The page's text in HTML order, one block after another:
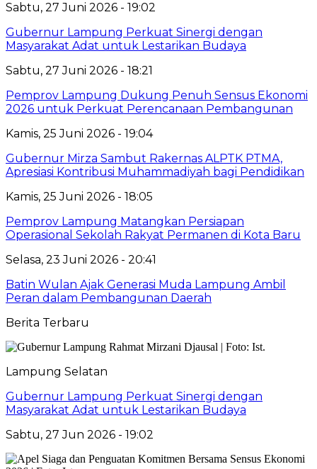
Sabtu, 27 Juni 2026 - 19:02
Gubernur Lampung Perkuat Sinergi dengan
Masyarakat Adat untuk Lestarikan Budaya
Sabtu, 27 Juni 2026 - 18:21
Pemprov Lampung Dukung Penuh Sensus Ekonomi
2026 untuk Perkuat Perencanaan Pembangunan
Kamis, 25 Juni 2026 - 19:04
Gubernur Mirza Sambut Rakernas ALPTK PTMA,
Apresiasi Kontribusi Muhammadiyah bagi Pendidikan
Kamis, 25 Juni 2026 - 18:05
Pemprov Lampung Matangkan Persiapan
Operasional Sekolah Rakyat Permanen di Kota Baru
Selasa, 23 Juni 2026 - 20:41
Batin Wulan Ajak Generasi Muda Lampung Ambil
Peran dalam Pembangunan Daerah
Berita Terbaru
Lampung Selatan
Gubernur Lampung Perkuat Sinergi dengan
Masyarakat Adat untuk Lestarikan Budaya
Sabtu, 27 Jun 2026 - 19:02